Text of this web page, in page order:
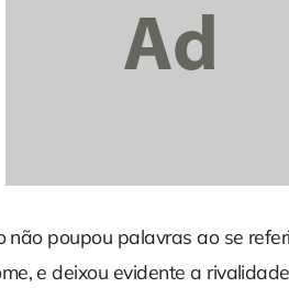
não poupou palavras ao se
e deixou evidente a